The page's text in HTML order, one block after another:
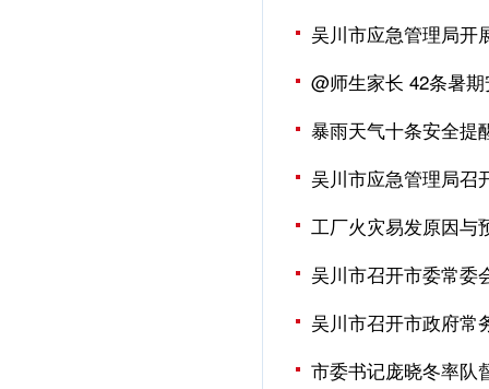
吴川市应急管理局开
@师生家长 42条暑
暴雨天气十条安全提
吴川市应急管理局召
工厂火灾易发原因与
吴川市召开市委常委
吴川市召开市政府常
市委书记庞晓冬率队